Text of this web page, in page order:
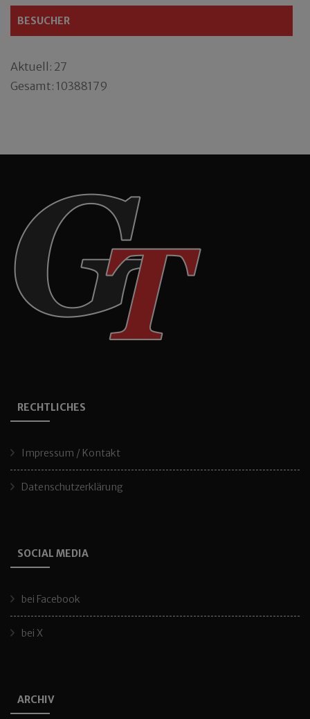
BESUCHER
Aktuell: 27
Gesamt: 10388179
RECHTLICHES
Impressum / Kontakt
Datenschutzerklärung
SOCIAL MEDIA
bei Facebook
bei X
ARCHIV